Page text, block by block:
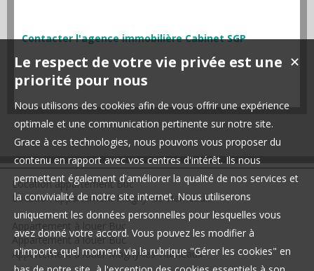
Contacter l'agence immobilière Cabinet SGP
Location appartement Buc
Location appartement Magny-les-Hameaux
Appartement à louer Buc
Appartement à louer Buc
Appartement à louer Magny-les-Hameaux
✕
Le respect de votre vie privée est une
priorité pour nous
Nous utilisons des cookies afin de vous offrir une expérience
optimale et une communication pertinente sur notre site.
Grace à ces technologies, nous pouvons vous proposer du
contenu en rapport avec vos centres d'intérêt. Ils nous
permettent également d'améliorer la qualité de nos services et
la convivialité de notre site internet. Nous utiliserons
uniquement les données personnelles pour lesquelles vous
avez donné votre accord. Vous pouvez les modifier à
n'importe quel moment via la rubrique "Gérer les cookies" en